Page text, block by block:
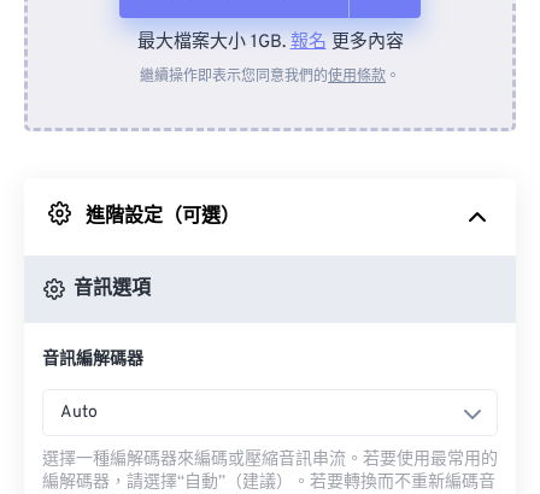
來自裝置
來自 Google 雲端硬碟
最大檔案大小 1GB.報名更多內容
繼續操作即表示您同意我們的使用條款 。
進階設定（可選）
音訊選項
音訊編解碼器
Auto
選擇一種編解碼器來編碼或壓縮音訊串流。若要使用最常用的
編解碼器，請選擇“自動”（建議）。若要轉換而不重新編碼音